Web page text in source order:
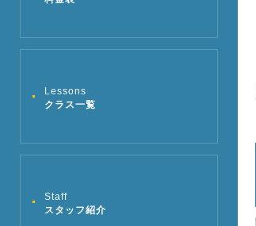
Lessons
クラス一覧
Staff
スタッフ紹介